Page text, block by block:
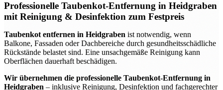
Professionelle Taubenkot-Entfernung in Heidgraben
mit Reinigung & Desinfektion zum Festpreis
Taubenkot entfernen in Heidgraben ist notwendig, wenn
Balkone, Fassaden oder Dachbereiche durch gesundheitsschädliche
Rückstände belastet sind. Eine unsachgemäße Reinigung kann
Oberflächen dauerhaft beschädigen.
Wir übernehmen die professionelle Taubenkot-Entfernung in
Heidgraben – inklusive Reinigung, Desinfektion und fachgerechter